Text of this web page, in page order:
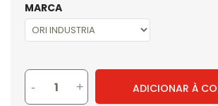
MARCA
- + ADICIONAR À